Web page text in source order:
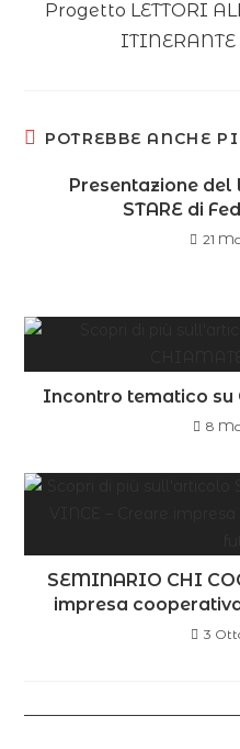
Progetto LETTORI
ITINERANTE
POTREBBE ANCHE
Presentazione del
STARE di
21
Incontro tematico su
8
SEMINARIO CHI
impresa
3